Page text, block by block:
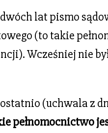
lat pismo
(to takie
Wcześniej nie
(uchwala z
pełnomocnictwo